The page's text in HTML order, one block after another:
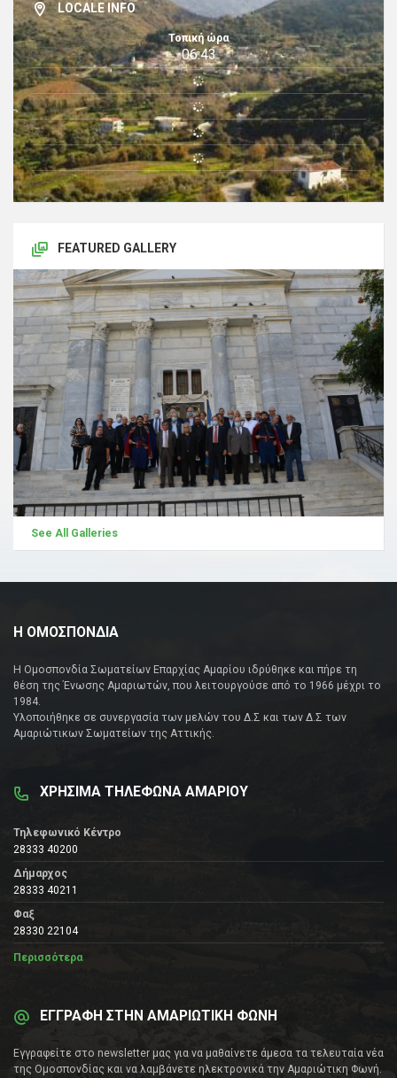
LOCALE INFO
Τοπική ώρα
06:43
FEATURED GALLERY
See All Galleries
Η ΟΜΟΣΠΟΝΔΙΑ
Η Ομοσπονδία Σωματείων Επαρχίας Αμαρίου ιδρύθηκε και πήρε τη
θέση της Ένωσης Αμαριωτών, που λειτουργούσε από το 1966 μέχρι το
1984.
Υλοποιήθηκε σε συνεργασία των μελών του Δ.Σ και των Δ.Σ των
Αμαριώτικων Σωματείων της Αττικής.
ΧΡΗΣΙΜΑ ΤΗΛΕΦΩΝΑ ΑΜΑΡΙΟΥ
Τηλεφωνικό Κέντρο
28333 40200
Δήμαρχος
28333 40211
Φαξ
28330 22104
Περισσότερα
ΕΓΓΡΑΦΗ ΣΤΗΝ ΑΜΑΡΙΩΤΙΚΗ ΦΩΝΗ
Εγγραφείτε στο newsletter μας για να μαθαίνετε άμεσα τα τελευταία νέα
της Ομοσπονδίας και να λαμβάνετε ηλεκτρονικά την Αμαριώτικη Φωνή.